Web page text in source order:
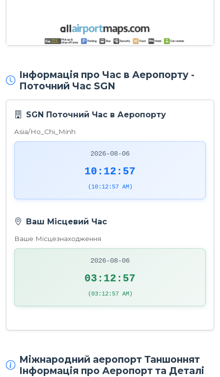
Інформація про Час в Аеропорту -
Поточний Час SGN
SGN Поточний Час в Аеропорту
Asia/Ho_Chi_Minh
2026-08-06
10:12:57
(10:12:57 AM)
Ваш Місцевий Час
Ваше Місцезнаходження
2026-08-06
03:12:57
(03:12:57 AM)
Міжнародний аеропорт Таншоннят
Інформація про Аеропорт та Деталі